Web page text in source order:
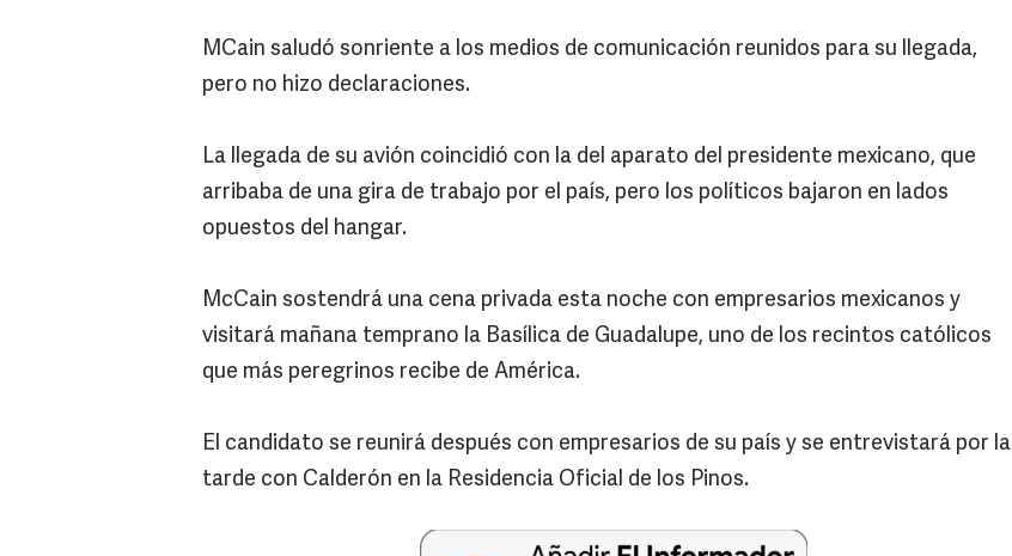
MCain saludó sonriente a los medios de comunicación reunidos para su llegada,
pero no hizo declaraciones.
La llegada de su avión coincidió con la del aparato del presidente mexicano, que
arribaba de una gira de trabajo por el país, pero los políticos bajaron en lados
opuestos del hangar.
McCain sostendrá una cena privada esta noche con empresarios mexicanos y
visitará mañana temprano la Basílica de Guadalupe, uno de los recintos católicos
que más peregrinos recibe de América.
El candidato se reunirá después con empresarios de su país y se entrevistará por la
tarde con Calderón en la Residencia Oficial de los Pinos.